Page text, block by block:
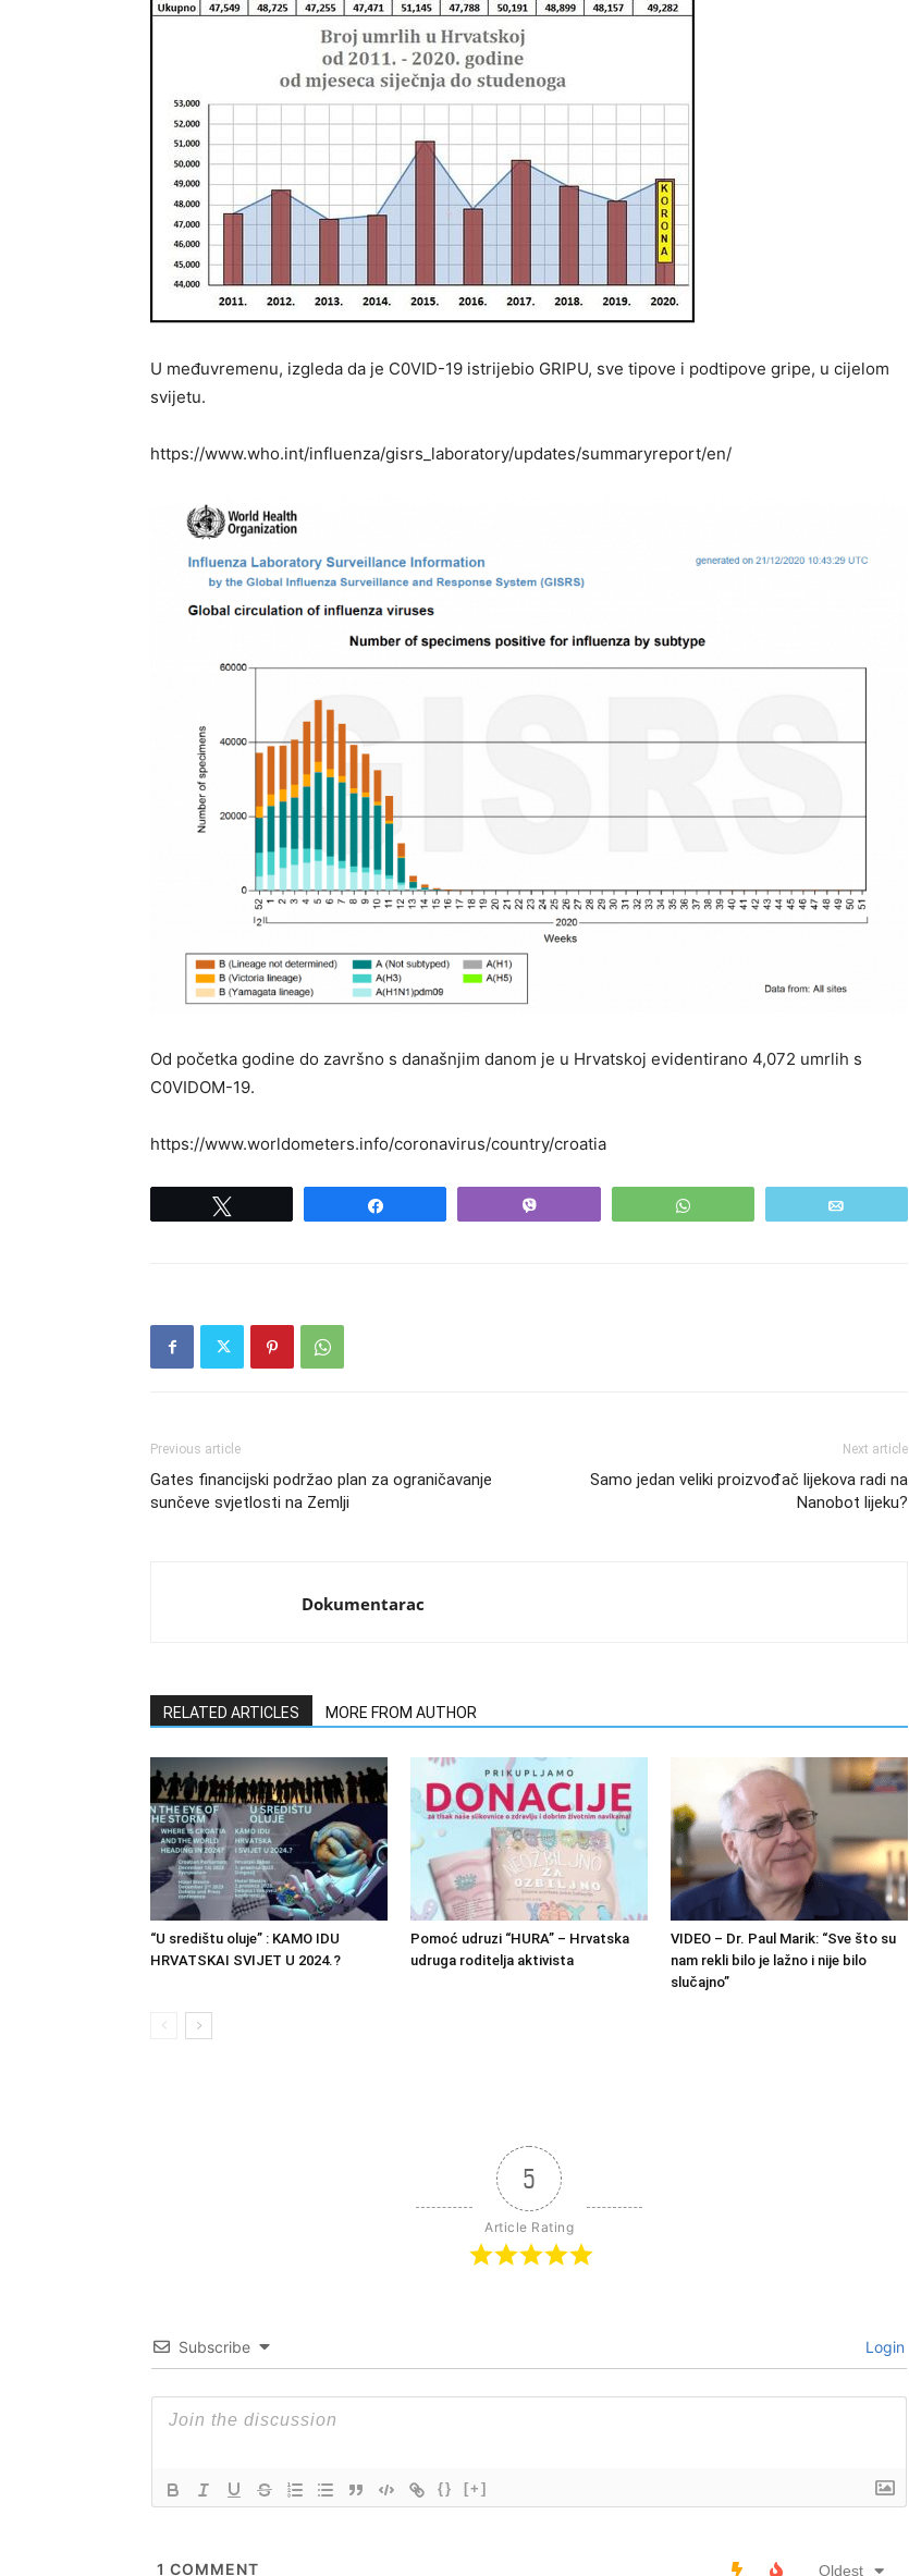
U međuvremenu, izgleda da je C0VID-19 istrijebio GRIPU, sve tipove i podtipove gripe, u cijelom
svijetu.
https://www.who.int/influenza/gisrs_laboratory/updates/summaryreport/en/
Od početka godine do završno s današnjim danom je u Hrvatskoj evidentirano 4,072 umrlih s
C0VIDOM-19.
https://www.worldometers.info/coronavirus/country/croatia
Previous article
Gates financijski podržao plan za ograničavanje
sunčeve svjetlosti na Zemlji
Next article
Samo jedan veliki proizvođač lijekova radi na
Nanobot lijeku?
Dokumentarac
RELATED ARTICLES MORE FROM AUTHOR
“U središtu oluje” : KAMO IDU
HRVATSKAI SVIJET U 2024.?
Pomoć udruzi “HURA” – Hrvatska
udruga roditelja aktivista
VIDEO – Dr. Paul Marik: “Sve što su
nam rekli bilo je lažno i nije bilo
slučajno”
5
Article Rating
Subscribe Login
{} [+]
1 COMMENT Oldest